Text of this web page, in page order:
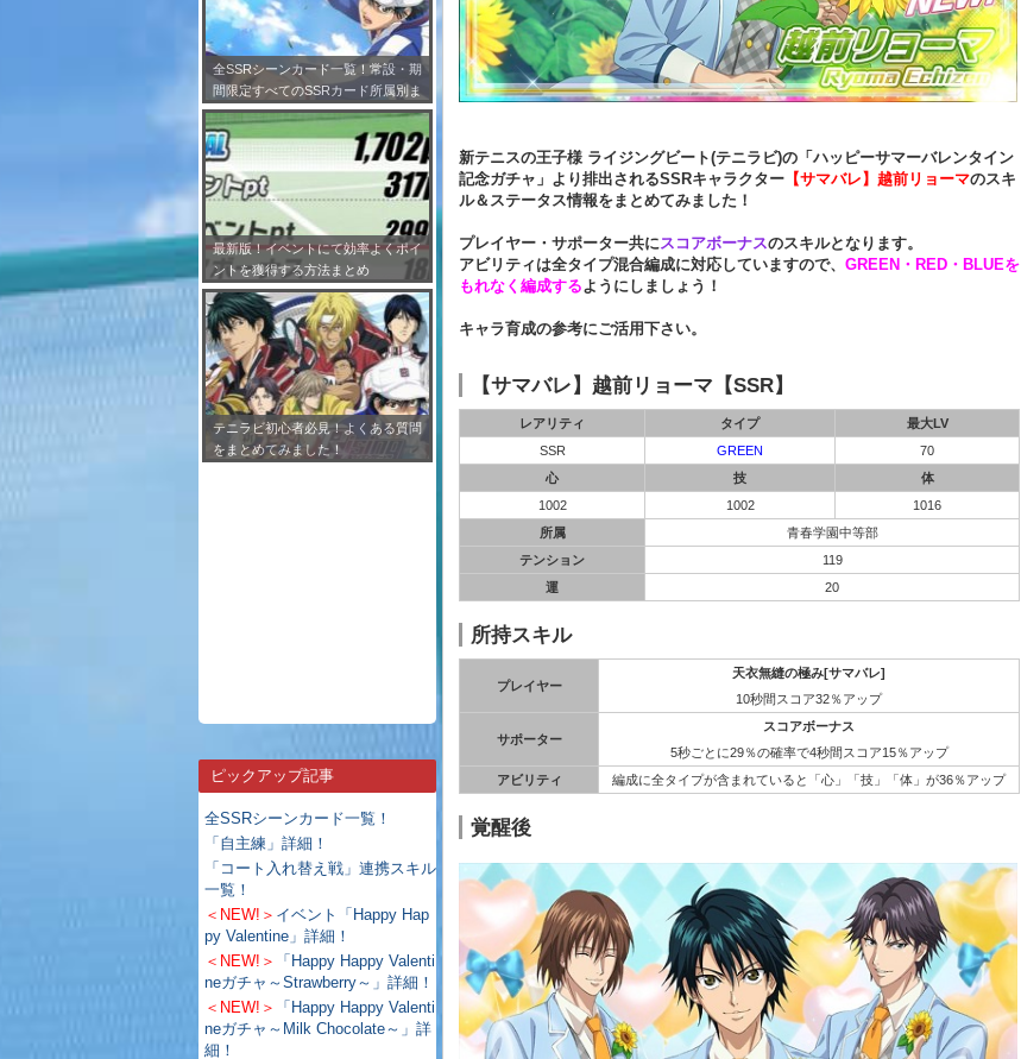
全SSRシーンカード一覧！常設・期
間限定すべてのSSRカード所属別ま
とめ！※2/4更新
最新版！イベントにて効率よくポイ
ントを獲得する方法まとめ
テニラビ初心者必見！よくある質問
をまとめてみました！
ピックアップ記事
全SSRシーンカード一覧！
「自主練」詳細！
「コート入れ替え戦」連携スキル
一覧！
＜NEW!＞ イベント「Happy Hap
py Valentine」詳細！
＜NEW!＞
「Happy Happy Valenti
neガチャ～Strawberry～」詳細！
＜NEW!＞
「Happy Happy Valenti
neガチャ～Milk Chocolate～」詳
細！
新テニスの王子様 ライジングビート(テニラビ)の「ハッピーサマーバレンタイン
記念ガチャ」より排出されるSSRキャラクター 【サマバレ】越前リョーマのスキ
ル＆ステータス情報をまとめてみました！
プレイヤー・サポーター共にスコアボーナスのスキルとなります。
アビリティは全タイプ混合編成に対応していますので、 GREEN・RED・BLUEを
もれなく編成するようにしましょう！
キャラ育成の参考にご活用下さい。
【サマバレ】越前リョーマ【SSR】
レアリティ タイプ
最大LV
SSR
GREEN
70
心
技
体
1002
1002
1016
所属
青春学園中等部
テンション
119
運
20
所持スキル
プレイヤー
天衣無縫の極み[サマバレ]
10秒間スコア32％アップ
サポーター
スコアボーナス
5秒ごとに29％の確率で4秒間スコア15％アップ
アビリティ
編成に全タイプが含まれていると「心」「技」「体」が36％アップ
覚醒後